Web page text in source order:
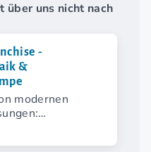
über uns nicht nach
-
&
modernen
&